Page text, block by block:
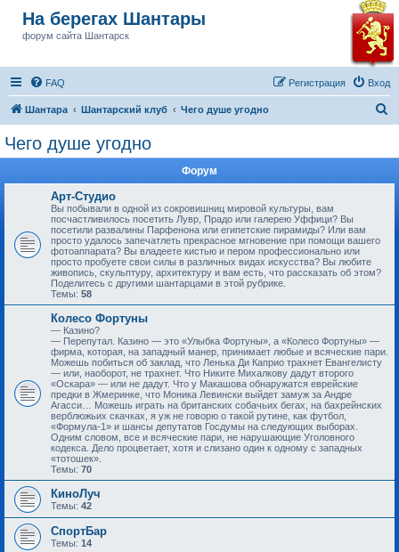
На берегах Шантары
форум сайта Шантарск
FAQ Вход
Регистрация
Шантара Шантарский клуб Чего душе угодно
Чего душе угодно
Форум
Арт-Студио
Вы побывали в одной из сокровишниц мировой культуры, вам
посчастливилось посетить Лувр, Прадо или галерею Уффици? Вы
посетили развалины Парфенона или египетские пирамиды? Или вам
просто удалось запечатлеть прекрасное мгновение при помощи вашего
фотоаппарата? Вы владеете кистью и пером профессионально или
просто пробуете свои силы в различных видах искусства? Вы любите
живопись, скульптуру, архитектуру и вам есть, что рассказать об этом?
Поделитесь с другими шантарцами в этой рубрике.
Темы: 58
Колесо Фортуны
— Казино?
— Перепутал. Казино — это «Улыбка Фортуны», а «Колесо Фортуны» —
фирма, которая, на западный манер, принимает любые и всяческие пари.
Можешь побиться об заклад, что Ленька Ди Каприо трахнет Евангелисту
— или, наоборот, не трахнет. Что Никите Михалкову дадут второго
«Оскара» — или не дадут. Что у Макашова обнаружатся еврейские
предки в Жмеринке, что Моника Левински выйдет замуж за Андре
Агасси… Можешь играть на британских собачьих бегах, на бахрейнских
верблюжьих скачках, я уж не говорю о такой рутине, как футбол,
«Формула-1» и шансы депутатов Госдумы на следующих выборах.
Одним словом, все и всяческие пари, не нарушающие Уголовного
кодекса. Дело процветает, хотя и слизано один к одному с западных
«тотошек».
Темы: 70
КиноЛуч
Темы: 42
СпортБар
Темы: 14